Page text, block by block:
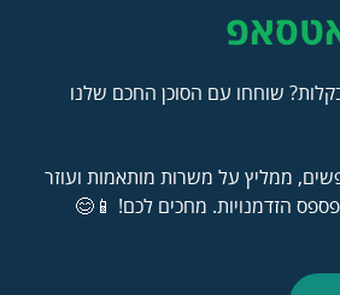
שוחחו עם הסוכן החכם שלנו
ממליץ על משרות מותאמות ועוזר
הזדמנויות. מחכים לכם! 📱😊